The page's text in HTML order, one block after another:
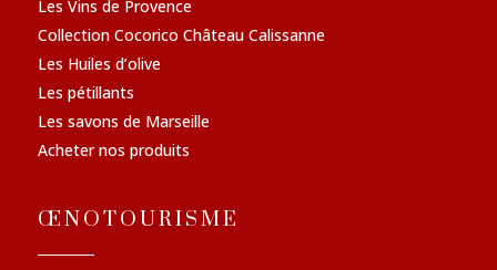
Les Vins de Provence
Collection Cocorico Château Calissanne
Les Huiles d’olive
Les pétillants
Les savons de Marseille
Acheter nos produits
ŒNOTOURISME